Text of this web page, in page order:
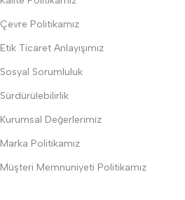
Çevre Politikamız
Etik Ticaret Anlayışımız
Sosyal Sorumluluk
Sürdürülebilirlik
Kurumsal Değerlerimiz
Marka Politikamız
Müşteri Memnuniyeti Politikamız